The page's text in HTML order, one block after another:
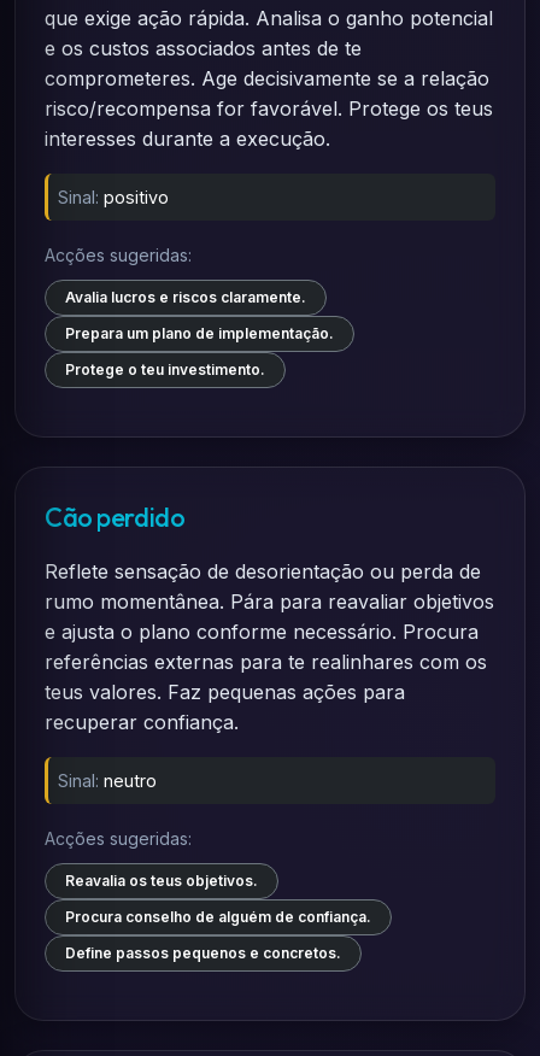
que exige ação rápida. Analisa o ganho potencial
e os custos associados antes de te
comprometeres. Age decisivamente se a relação
risco/recompensa for favorável. Protege os teus
interesses durante a execução.
Sinal: positivo
Acções sugeridas:
Avalia lucros e riscos claramente.
Prepara um plano de implementação.
Protege o teu investimento.
Cão perdido
Reflete sensação de desorientação ou perda de
rumo momentânea. Pára para reavaliar objetivos
e ajusta o plano conforme necessário. Procura
referências externas para te realinhares com os
teus valores. Faz pequenas ações para
recuperar confiança.
Sinal: neutro
Acções sugeridas:
Reavalia os teus objetivos.
Procura conselho de alguém de confiança.
Define passos pequenos e concretos.